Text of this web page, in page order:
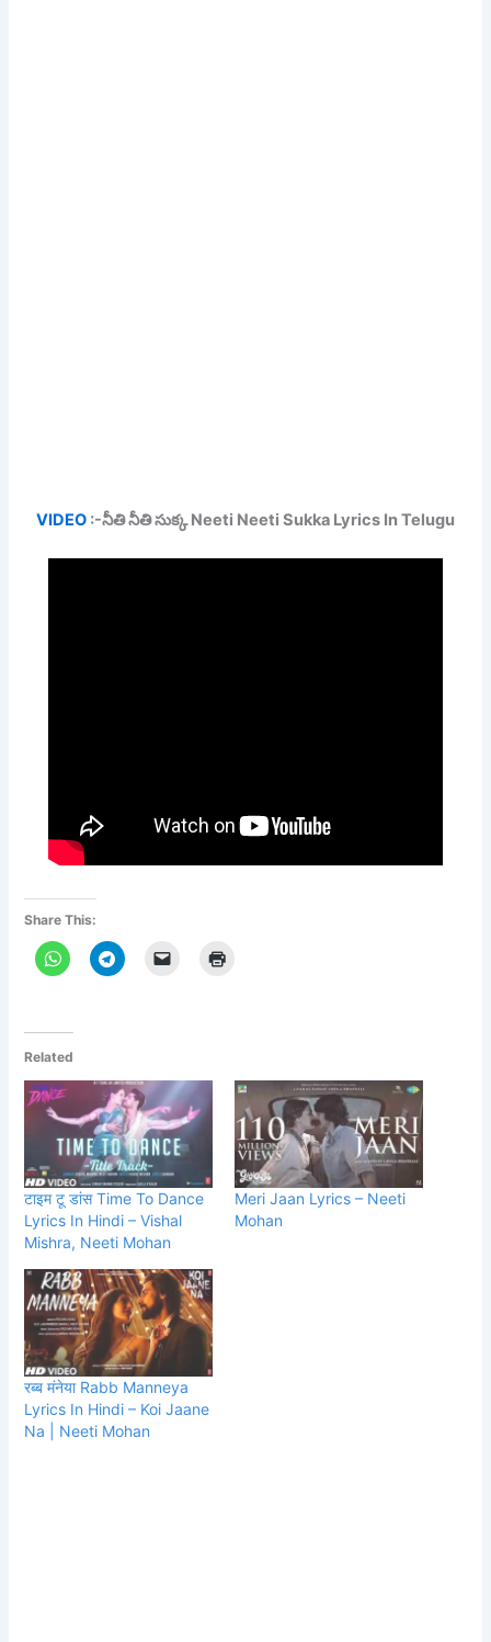
VIDEO :-నీతి నీతి సుక్క Neeti Neeti Sukka Lyrics In Telugu
Share This:
Related
टाइम टू डांस Time To Dance
Lyrics In Hindi – Vishal
Mishra, Neeti Mohan
Meri Jaan Lyrics – Neeti
Mohan
रब्ब मंनेया Rabb Manneya
Lyrics In Hindi – Koi Jaane
Na | Neeti Mohan